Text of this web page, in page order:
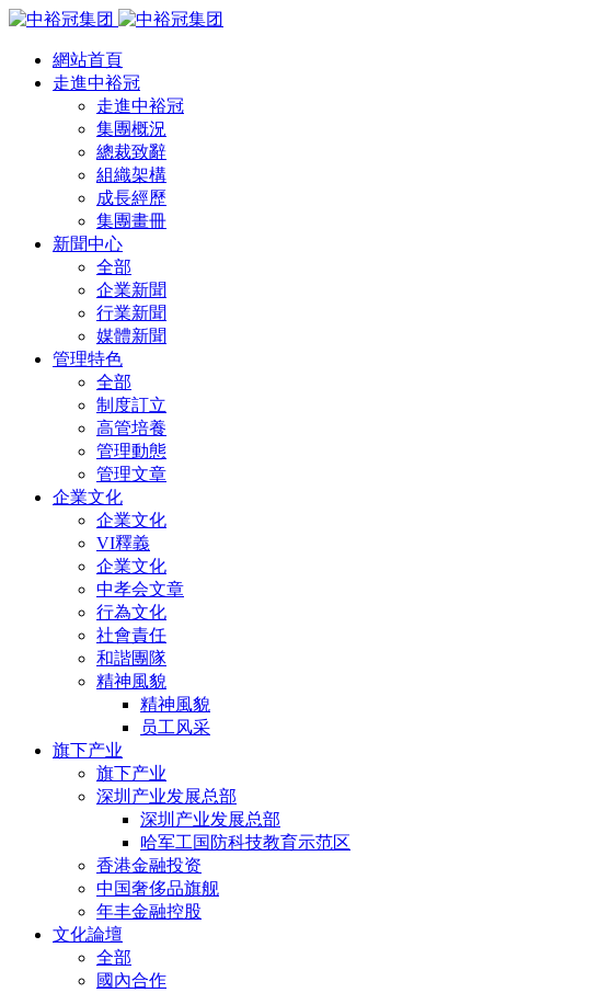
網站首頁
走進中裕冠
走進中裕冠
集團概況
總裁致辭
組織架構
成長經歷
集團畫冊
新聞中心
全部
企業新聞
行業新聞
媒體新聞
管理特色
全部
制度訂立
高管培養
管理動態
管理文章
企業文化
企業文化
VI釋義
企業文化
中孝会文章
行為文化
社會責任
和諧團隊
精神風貌
精神風貌
员工风采
旗下产业
旗下产业
深圳产业发展总部
深圳产业发展总部
哈军工国防科技教育示范区
香港金融投资
中国奢侈品旗舰
年丰金融控股
文化論壇
全部
國內合作